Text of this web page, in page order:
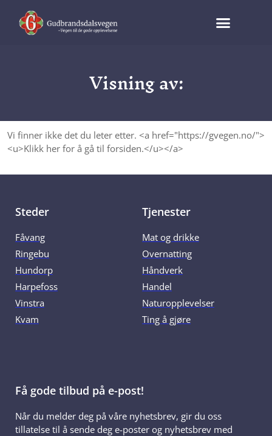
Visning av:
Vi finner ikke det du leter etter. <a href="https://gvegen.no/">
<u>Klikk her for å gå til forsiden.</u></a>
Steder
Fåvang
Ringebu
Hundorp
Harpefoss
Vinstra
Kvam
Tjenester
Mat og drikke
Overnatting
Håndverk
Handel
Naturopplevelser
Ting å gjøre
Få gode tilbud på e-post!
Når du melder deg på våre nyhetsbrev, gir du oss
tillatelse til å sende deg e-poster og nyhetsbrev med